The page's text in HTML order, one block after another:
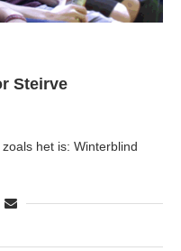
Steirve
het is: Winterblind